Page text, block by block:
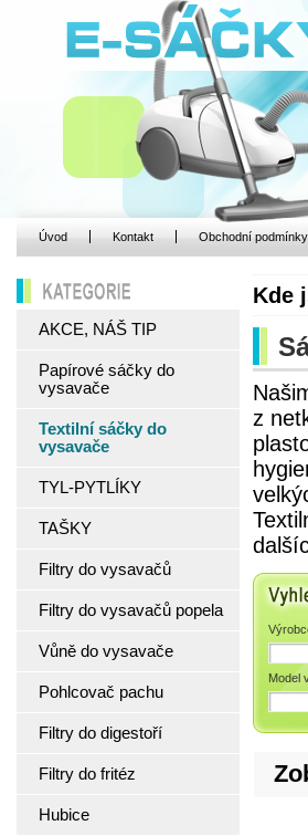
Úvod Kontakt Obchodní podmínky
Kde
z
Model
KATEGORIE
AKCE, NÁŠ TIP
Papírové sáčky do
vysavače
Textilní sáčky do
vysavače
TYL-PYTLÍKY
TAŠKY
Filtry do vysavačů
Filtry do vysavačů popela
Vůně do vysavače
Pohlcovač pachu
Filtry do digestoří
Filtry do fritéz
Hubice